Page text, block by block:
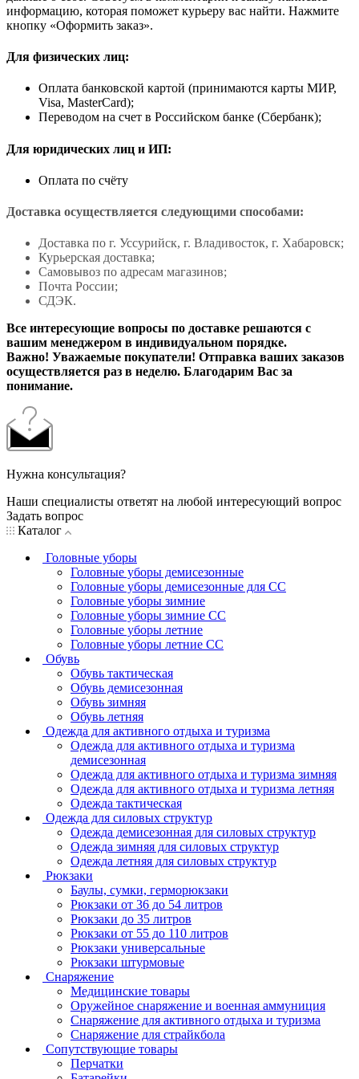
информацию, которая поможет курьеру вас найти. Нажмите
кнопку «Оформить заказ».
Для физических лиц:
Оплата банковской картой (принимаются карты МИР,
Visa, MasterCard);
Переводом на счет в Российском банке (Сбербанк);
Для юридических лиц и ИП:
Оплата по счёту
Доставка осуществляется следующими способами:
Доставка по г. Уссурийск, г. Владивосток, г. Хабаровск;
Курьерская доставка;
Самовывоз по адресам магазинов;
Почта России;
СДЭК.
Все интересующие вопросы по доставке решаются с
вашим менеджером в индивидуальном порядке.
Важно! Уважаемые покупатели! Отправка ваших заказов
осуществляется раз в неделю. Благодарим Вас за
понимание.
Нужна консультация?
Наши специалисты ответят на любой интересующий вопрос
Задать вопрос
Каталог
Головные уборы
Головные уборы демисезонные
Головные уборы демисезонные для СС
Головные уборы зимние
Головные уборы зимние СС
Головные уборы летние
Головные уборы летние СС
Обувь
Обувь тактическая
Обувь демисезонная
Обувь зимняя
Обувь летняя
Одежда для активного отдыха и туризма
Одежда для активного отдыха и туризма
демисезонная
Одежда для активного отдыха и туризма зимняя
Одежда для активного отдыха и туризма летняя
Одежда тактическая
Одежда для силовых структур
Одежда демисезонная для силовых структур
Одежда зимняя для силовых структур
Одежда летняя для силовых структур
Рюкзаки
Баулы, сумки, герморюкзаки
Рюкзаки от 36 до 54 литров
Рюкзаки до 35 литров
Рюкзаки от 55 до 110 литров
Рюкзаки универсальные
Рюкзаки штурмовые
Снаряжение
Медицинские товары
Оружейное снаряжение и военная аммуниция
Снаряжение для активного отдыха и туризма
Снаряжение для страйкбола
Сопутствующие товары
Перчатки